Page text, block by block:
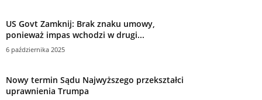
US Govt Zamknij: Brak znaku umowy,
ponieważ impas wchodzi w drugi...
6 października 2025
Nowy termin Sądu Najwyższego przekształci
uprawnienia Trumpa